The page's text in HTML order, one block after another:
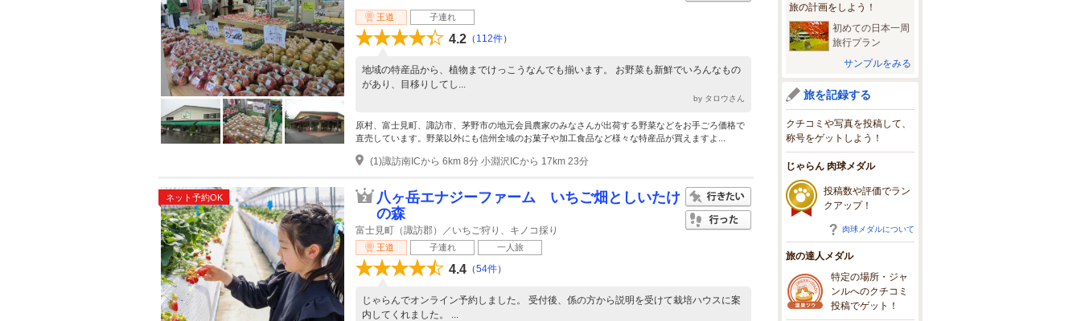
王道 子連れ
4.2 （ 112件）
地域の特産品から、植物までけっこうなんでも揃います。 お野菜も新鮮でいろんなもの
があり、目移りしてし...
by タロウさん
原村、富士見町、諏訪市、茅野市の地元会員農家のみなさんが出荷する野菜などをお手ごろ価格で
直売しています。野菜以外にも信州全域のお菓子や加工食品など様々な特産品が買えますよ...
(1)諏訪南ICから 6km 8分 小淵沢ICから 17km 23分
ネット予約OK
八ヶ岳エナジーファーム いちご畑としいたけ
の森
富士見町（諏訪郡）／いちご狩り、キノコ採り
王道 子連れ 一人旅
4.4 （54件）
じゃらんでオンライン予約しました。 受付後、係の方から説明を受けて栽培ハウスに案
内してくれました。 ...
旅の計画をしよう！
初めての日本一周
旅行プラン
サンプルをみる
旅を記録する
クチコミや写真を投稿して、
称号をゲットしよう！
じゃらん 肉球メダル
投稿数や評価でラン
クアップ！
肉球メダルについて
旅の達人メダル
特定の場所・ジャ
ンルへのクチコミ
投稿でゲット！